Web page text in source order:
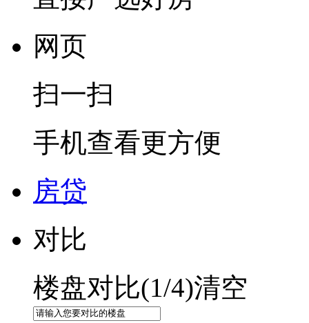
网页
扫一扫
手机查看更方便
房贷
对比
楼盘对比(1/4)清空